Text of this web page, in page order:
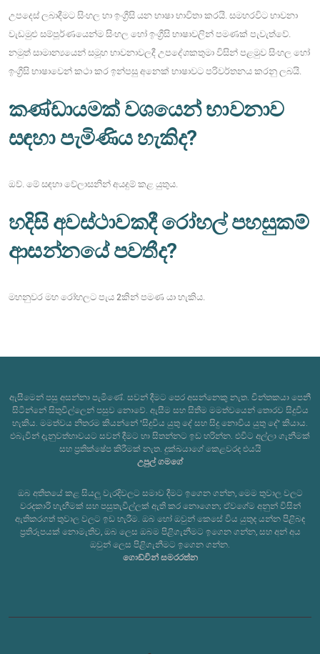
උපදෙස් ලබාදීමට සිංහල හා ඉංග්‍රීසි යන භාෂා භාවිතා කරයි. සමහරවිට භාවනා
වැඩමුළු සම්පූර්ණයෙන්ම සිංහල හෝ ඉංග්‍රීසි භාෂාවලින් පමණක් පැවැත්වේ.
නමුත් සාමාන්‍යයෙන් සමූහ භාවනාවලදී උපදේශකතුමා විසින් පළමුව සිංහල හෝ
ඉංග්‍රීසි භාෂාවෙන් කථා කර ඉන්පසු අනෙක් භාෂාවට පරිවර්තනය කරනු ලබයි.
කණ්ඩායමක් වශයෙන් භාවනාව
සඳහා පැමිණිය හැකිද?
ඔව්. මේ සඳහා වේලාසනින් අයදුම් කළ යුතුය.
හදිසි අවස්ථාවකදී රෝහල් පහසුකම්
ආසන්නයේ පවතීද?
මහනුවර මහ රෝහලට පැය 2කින් පමණ යා හැකිය.
ඇසීමෙන් පසු අසන්නා පැමිණේ. සවන් දීමට පෙර අසන්නෙකු නැත. චින්තකයා පෙනී
සිටින්නේ සිතුවිල්ලෙන් පසුව නොවේ. ඇසීම සහ සිතීම මමත්වයෙන් තොරව සිදුවිය
හැකිය. මමත්වය නිතරම කියන්නේ 'සිදුවිය යුතු දේ සහ සිදු නොවිය යුතු දේ' කියාය.
එබැවින් දැනුවත්භාවයට සවන් දීමට හා සිතන්නට ඉඩ හරින්න. එවිට අල්ලා ගැනීමක්
සහ ප්‍රතික්ෂේප කිරීමක් නැත. දුක්ඛයාගේ කෙළවරද එයයි
උපුල් ගමගේ
ඔබ අතීතයේ කළ සියලු වැරදිවලට සමාව දීමට ඉගෙන ගන්න, මෙම තුවාල වලට
වරදකාරි හැඟීමක් සහ පසුතැවිල්ලක් ඇති කර නොගෙන; ඒවගේම අනුන් විසින්
ඇතිකරගත් තුවාල වලට ඉඩ හැරීම. ඔබ හෝ ඔවුන් කෙසේ විය යුතුද යන්න පිළිබඳ
ප්‍රතිරූපයක් නොමැතිව, ඔබ ලෙස ඔබම පිළිගැනීමට ඉගෙන ගන්න, සහ අන් අය
ඔවුන් ලෙස පිළිගැනීමට ඉගෙන ගන්න.
ගොඩ්වින් සමරරත්න